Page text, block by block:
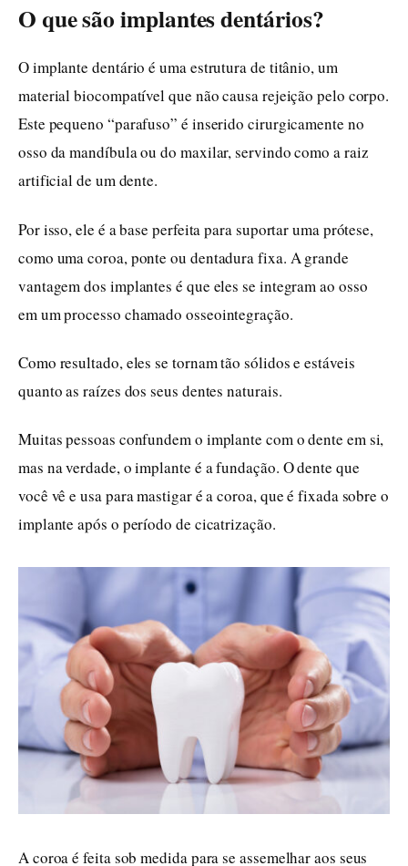
O que são implantes dentários?
O implante dentário é uma estrutura de titânio, um
material biocompatível que não causa rejeição pelo corpo.
Este pequeno “parafuso” é inserido cirurgicamente no
osso da mandíbula ou do maxilar, servindo como a raiz
artificial de um dente.
Por isso, ele é a base perfeita para suportar uma prótese,
como uma coroa, ponte ou dentadura fixa. A grande
vantagem dos implantes é que eles se integram ao osso
em um processo chamado osseointegração.
Como resultado, eles se tornam tão sólidos e estáveis
quanto as raízes dos seus dentes naturais.
Muitas pessoas confundem o implante com o dente em si,
mas na verdade, o implante é a fundação. O dente que
você vê e usa para mastigar é a coroa, que é fixada sobre o
implante após o período de cicatrização.
A coroa é feita sob medida para se assemelhar aos seus